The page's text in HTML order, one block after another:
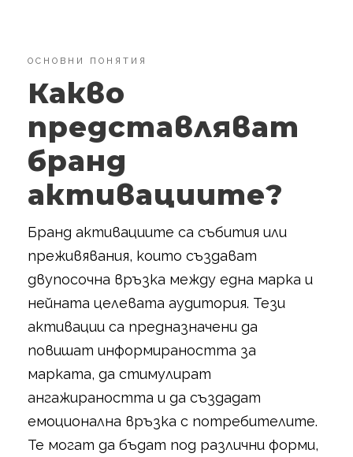
ОСНОВНИ ПОНЯТИЯ
Какво
представляват
бранд
активациите?
Бранд активациите са събития или
преживявания, които създават
двупосочна връзка между една марка и
нейната целевата аудитория. Тези
активации са предназначени да
повишат информираността за
марката, да стимулират
ангажираността и да създадат
емоционална връзка с потребителите.
Те могат да бъдат под различни форми,